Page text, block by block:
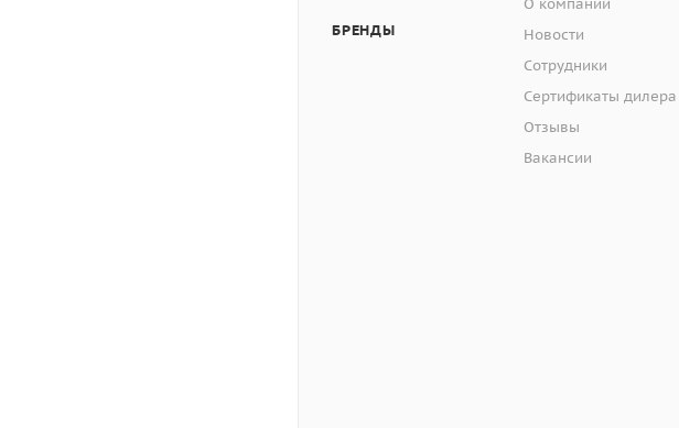
БРЕНДЫ
О компании
Новости
Сотрудники
Сертификаты дилера
Отзывы
Вакансии